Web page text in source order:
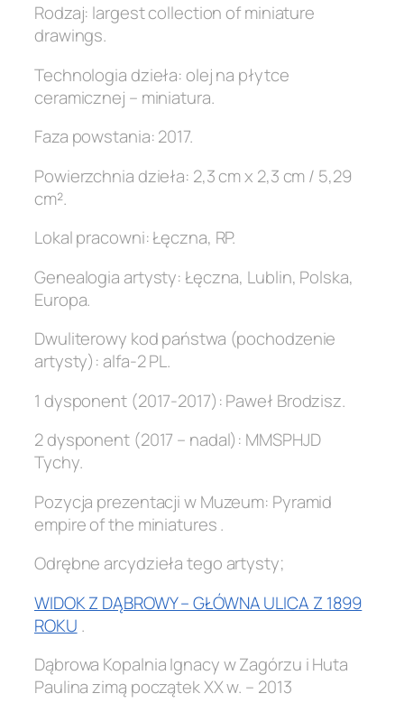
Rodzaj: largest collection of miniature
drawings.
Technologia dzieła: olej na płytce
ceramicznej – miniatura.
Faza powstania: 2017.
Powierzchnia dzieła: 2,3 cm x 2,3 cm / 5,29
cm².
Lokal pracowni: Łęczna, RP.
Genealogia artysty: Łęczna, Lublin, Polska,
Europa.
Dwuliterowy kod państwa (pochodzenie
artysty): alfa-2 PL.
1 dysponent (2017-2017): Paweł Brodzisz.
2 dysponent (2017 – nadal): MMSPHJD
Tychy.
Pozycja prezentacji w Muzeum: Pyramid
empire of the miniatures .
Odrębne arcydzieła tego artysty;
WIDOK Z DĄBROWY – GŁÓWNA ULICA Z 1899
ROKU .
Dąbrowa Kopalnia Ignacy w Zagórzu i Huta
Paulina zimą początek XX w. – 2013